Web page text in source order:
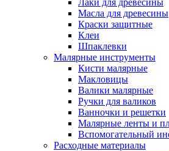
Лаки для древесины
Масла для древесины
Краски защитные
Клеи
Шпаклевки
Малярные инструменты
Кисти малярные
Макловицы
Валики малярные
Ручки для валиков
Ванночки и решетки
Малярные ленты и
Вспомогательный
Расходные материалы